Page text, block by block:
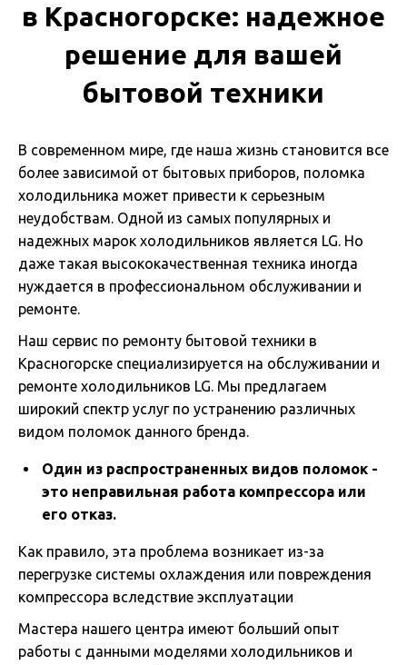
в Красногорске: надежное
решение для вашей
бытовой техники
В современном мире, где наша жизнь становится все
более зависимой от бытовых приборов, поломка
холодильника может привести к серьезным
неудобствам. Одной из самых популярных и
надежных марок холодильников является LG. Но
даже такая высококачественная техника иногда
нуждается в профессиональном обслуживании и
ремонте.
Наш сервис по ремонту бытовой техники в
Красногорске специализируется на обслуживании и
ремонте холодильников LG. Мы предлагаем
широкий спектр услуг по устранению различных
видом поломок данного бренда.
Один из распространенных видов поломок -
это неправильная работа компрессора или
его отказ.
Как правило, эта проблема возникает из-зa
перегрузке системы охлаждения или повреждения
компрессора вследствие эксплуатации
Мастера нашего центра имеют больший опыт
работы с данными моделями холодильников и